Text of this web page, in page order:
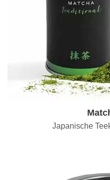
Japanische